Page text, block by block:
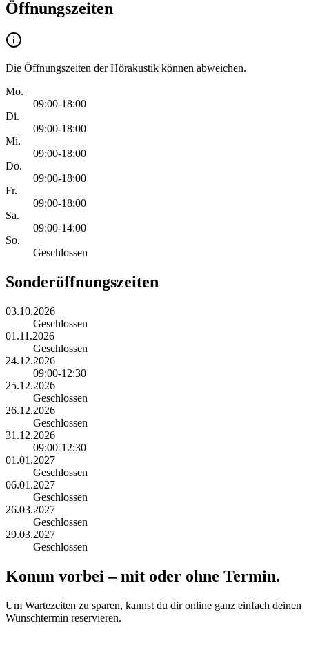
Öffnungszeiten
Die Öffnungszeiten der Hörakustik können abweichen.
Mo.
09:00-18:00
Di.
09:00-18:00
Mi.
09:00-18:00
Do.
09:00-18:00
Fr.
09:00-18:00
Sa.
09:00-14:00
So.
Geschlossen
Sonderöffnungszeiten
03.10.2026
Geschlossen
01.11.2026
Geschlossen
24.12.2026
09:00-12:30
25.12.2026
Geschlossen
26.12.2026
Geschlossen
31.12.2026
09:00-12:30
01.01.2027
Geschlossen
06.01.2027
Geschlossen
26.03.2027
Geschlossen
29.03.2027
Geschlossen
Komm vorbei – mit oder ohne Termin.
Um Wartezeiten zu sparen, kannst du dir online ganz einfach deinen
Wunschtermin reservieren.